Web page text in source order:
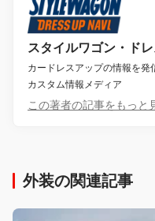
スタイルワゴン・ド
カードレスアップの情報を発
カスタム情報メディア
この著者の記事をもっと
外装の関連記事